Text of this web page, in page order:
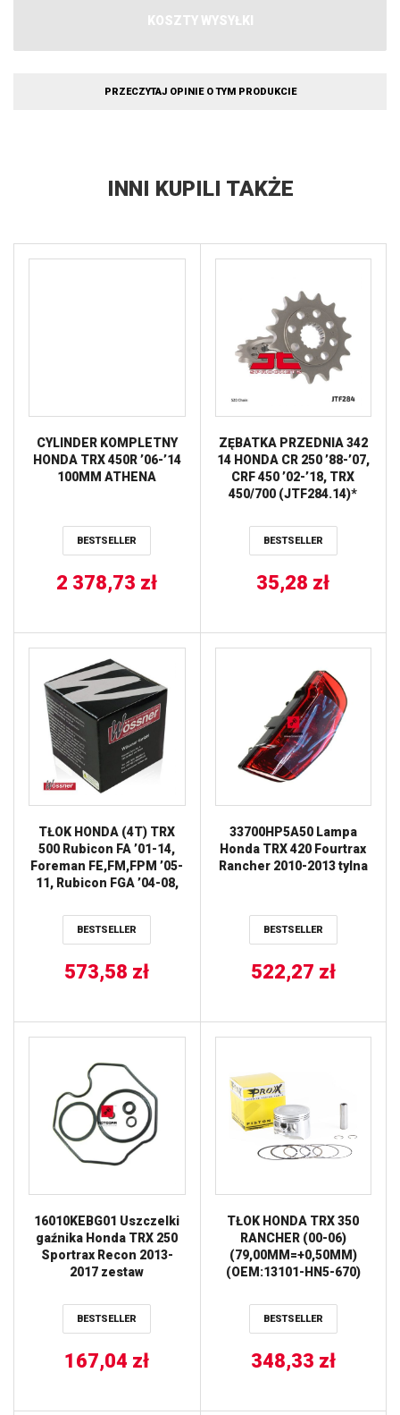
KOSZTY WYSYŁKI
PRZECZYTAJ OPINIE O TYM PRODUKCIE
INNI KUPILI TAKŻE
CYLINDER KOMPLETNY
HONDA TRX 450R ’06-’14
100MM ATHENA
BESTSELLER
2 378,73 zł
ZĘBATKA PRZEDNIA 342
14 HONDA CR 250 ’88-’07,
CRF 450 ’02-’18, TRX
450/700 (JTF284.14)*
BESTSELLER
35,28 zł
TŁOK HONDA (4T) TRX
500 Rubicon FA ’01-14,
Foreman FE,FM,FPM ’05-
11, Rubicon FGA ’04-08,
(+1,50MM=93,46MM)
(SWORZEŃ 20MM)
BESTSELLER
573,58 zł
33700HP5A50 Lampa
Honda TRX 420 Fourtrax
Rancher 2010-2013 tylna
BESTSELLER
522,27 zł
16010KEBG01 Uszczelki
gaźnika Honda TRX 250
Sportrax Recon 2013-
2017 zestaw
BESTSELLER
167,04 zł
TŁOK HONDA TRX 350
RANCHER (00-06)
(79,00MM=+0,50MM)
(OEM:13101-HN5-670)
BESTSELLER
348,33 zł